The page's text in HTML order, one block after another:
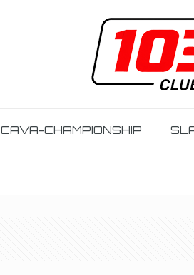
CAVA-CHAMPIONSHIP